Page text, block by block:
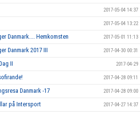
2017-05-04 14:37
2017-05-04 13:22
Danmark.... Hemkomsten 2017-05-01 11:13
Danmark 2017 III 2017-04-30 00:31
II 2017-04-29
2017-04-28 09:11
Danmark -17 2017-04-28 09:00
på Intersport 2017-04-27 14:37